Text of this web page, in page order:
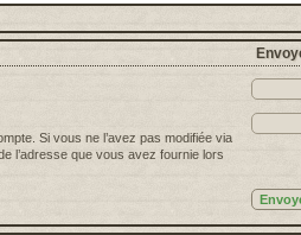
Si vous ne l’avez pas modifiée via
l’adresse que vous avez fournie lors